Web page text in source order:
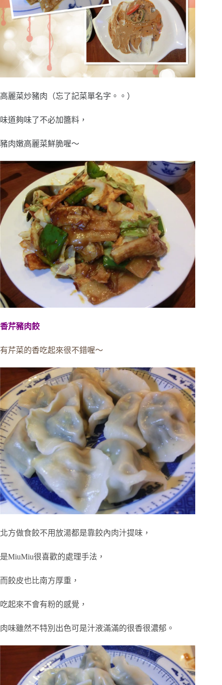
高麗菜炒豬肉（忘了記菜單名字。。）
味道夠味了不必加醬料，
豬肉嫩高麗菜鮮脆喔～
香芹豬肉餃
有芹菜的香吃起來很不錯喔～
北方做食餃不用放湯都是靠餃內肉汁提味，
是MiuMiu很喜歡的處理手法，
而餃皮也比南方厚重，
吃起來不會有粉的感覺，
肉味雖然不特別出色可是汁液滿滿的很香很濃郁。